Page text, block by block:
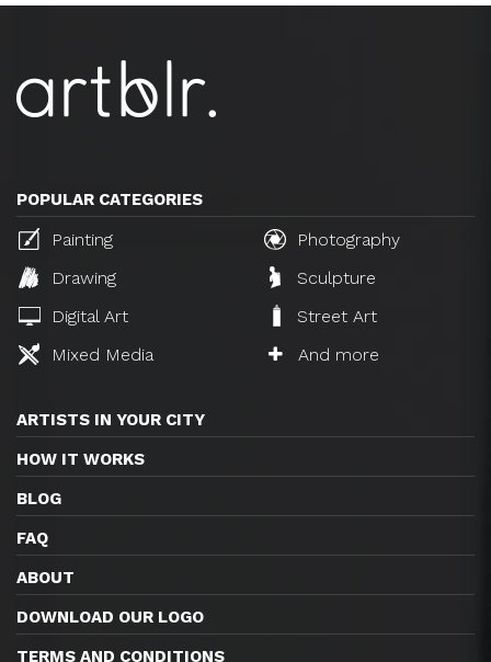
POPULAR CATEGORIES
Painting
Photography
Drawing
Sculpture
Digital Art
Street Art
Mixed Media
And more
ARTISTS IN YOUR CITY
HOW IT WORKS
BLOG
FAQ
ABOUT
DOWNLOAD OUR LOGO
TERMS AND CONDITIONS